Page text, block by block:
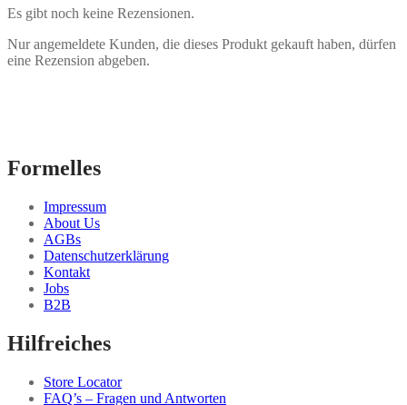
Es gibt noch keine Rezensionen.
Nur angemeldete Kunden, die dieses Produkt gekauft haben, dürfen
eine Rezension abgeben.
Formelles
Impressum
About Us
AGBs
Datenschutzerklärung
Kontakt
Jobs
B2B
Hilfreiches
Store Locator
FAQ’s – Fragen und Antworten